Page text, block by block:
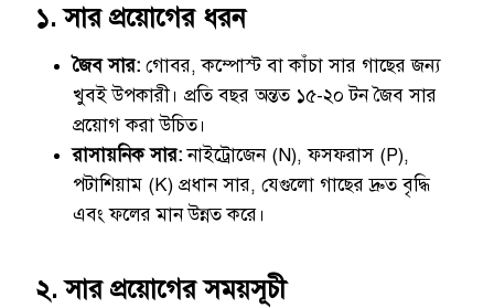
১. সার প্রয়োগের ধরন
জৈব সার: গোবর, কম্পোস্ট বা কাঁচা সার গাছের জন্য
খুবই উপকারী। প্রতি বছর অন্তত ১৫-২০ টন জৈব সার
প্রয়োগ করা উচিত।
রাসায়নিক সার:নাইট্রোজেন (N), ফসফরাস (P),
পটাশিয়াম (K) প্রধান সার, যেগুলো গাছের দ্রুত বৃদ্ধি
এবং ফলের মান উন্নত করে।
২. সার প্রয়োগের সময়সূচী